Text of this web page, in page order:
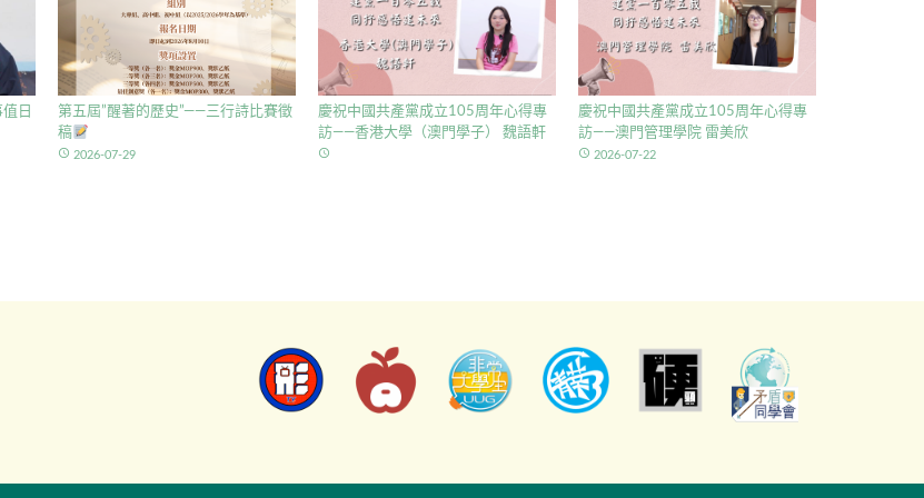
日
第五屆”醒著的歷史”——三行詩比賽徵
稿
access_time 2026-07-29
慶祝中國共產黨成立105周年心得專
訪——香港大學（澳門學子） 魏語軒
access_time
慶祝中國共產黨成立105周年心得專
訪——澳門管理學院 雷美欣
access_time 2026-07-22